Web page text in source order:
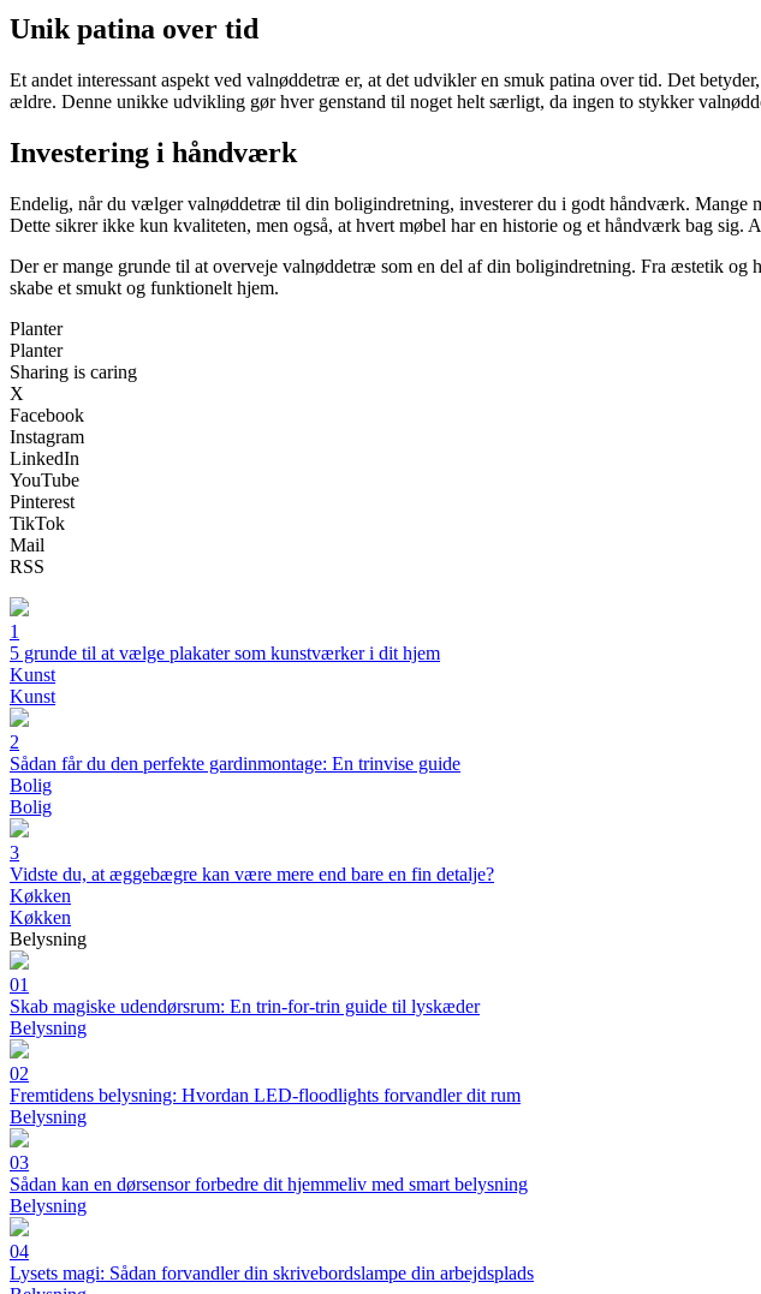
Unik patina over tid
Et andet interessant aspekt ved valnøddetræ er, at det udvikler en smuk patina over tid. Det
ældre. Denne unikke udvikling gør hver genstand til noget helt særligt, da ingen to stykker
Investering i håndværk
Endelig, når du vælger valnøddetræ til din boligindretning, investerer du i godt håndværk. Mange
Dette sikrer ikke kun kvaliteten, men også, at hvert møbel har en historie og et håndværk bag
Der er mange grunde til at overveje valnøddetræ som en del af din boligindretning. Fra æstetik
skabe et smukt og funktionelt hjem.
Planter
Planter
Sharing is caring
X
Facebook
Instagram
LinkedIn
YouTube
Pinterest
TikTok
Mail
RSS
1
5 grunde til at vælge plakater som kunstværker i dit hjem
Kunst
Kunst
2
Sådan får du den perfekte gardinmontage: En trinvise guide
Bolig
Bolig
3
Vidste du, at æggebægre kan være mere end bare en fin detalje?
Køkken
Køkken
Belysning
01
Skab magiske udendørsrum: En trin-for-trin guide til lyskæder
Belysning
02
Fremtidens belysning: Hvordan LED-floodlights forvandler dit rum
Belysning
03
Sådan kan en dørsensor forbedre dit hjemmeliv med smart belysning
Belysning
04
Lysets magi: Sådan forvandler din skrivebordslampe din arbejdsplads